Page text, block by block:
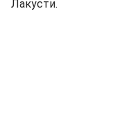
Лакусти.